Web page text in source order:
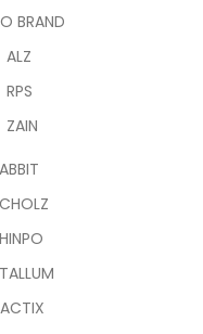
BRAND
ALZ
RPS
ZAIN